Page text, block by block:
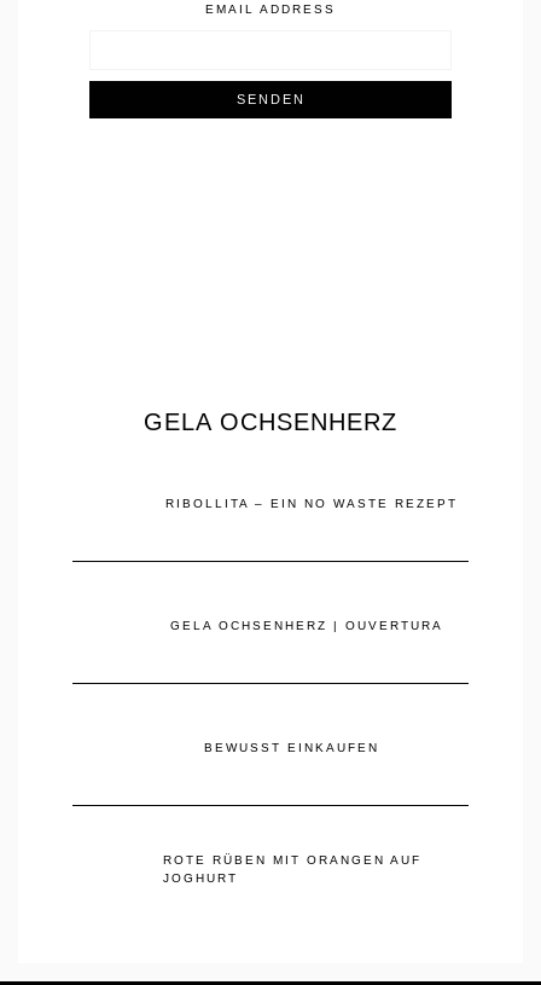
EMAIL ADDRESS
GELA OCHSENHERZ
RIBOLLITA – EIN NO WASTE REZEPT
GELA OCHSENHERZ | OUVERTURA
BEWUSST EINKAUFEN
ROTE RÜBEN MIT ORANGEN AUF
JOGHURT